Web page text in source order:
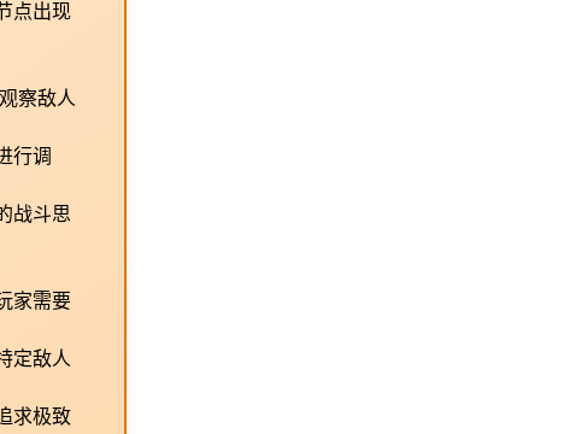
点出现
察敌人
行调
战斗思
家需要
定敌人
求极致